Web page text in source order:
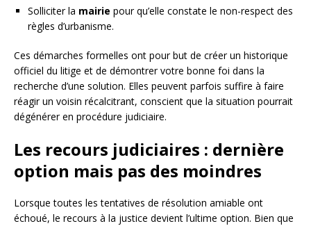
Solliciter la mairie pour qu’elle constate le non-respect des
règles d’urbanisme.
Ces démarches formelles ont pour but de créer un historique
officiel du litige et de démontrer votre bonne foi dans la
recherche d’une solution. Elles peuvent parfois suffire à faire
réagir un voisin récalcitrant, conscient que la situation pourrait
dégénérer en procédure judiciaire.
Les recours judiciaires : dernière
option mais pas des moindres
Lorsque toutes les tentatives de résolution amiable ont
échoué, le recours à la justice devient l’ultime option. Bien que